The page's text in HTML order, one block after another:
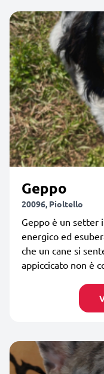
Geppo
20096, Pioltello
Geppo è un setter
energico ed
che un cane si
appiccicato non è